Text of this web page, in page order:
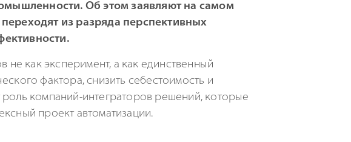
Об этом заявляют на самом
из разряда перспективных
как эксперимент, а как единственный
фактора, снизить себестоимость и
компаний-интеграторов решений, которые
проект автоматизации.